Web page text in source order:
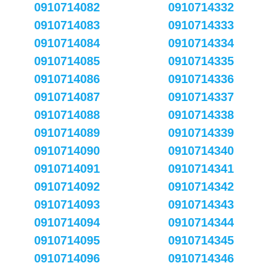
0910714082
0910714083
0910714084
0910714085
0910714086
0910714087
0910714088
0910714089
0910714090
0910714091
0910714092
0910714093
0910714094
0910714095
0910714096
0910714332
0910714333
0910714334
0910714335
0910714336
0910714337
0910714338
0910714339
0910714340
0910714341
0910714342
0910714343
0910714344
0910714345
0910714346